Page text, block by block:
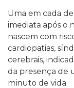
Uma em cada
imediata após o
nascem com
cardiopatias,
cerebrais,
da presença de
minuto de vida.